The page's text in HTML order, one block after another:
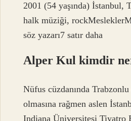
2001 (54 yaşında) İstanbul,
halk müziği,
söz yazarı7 satır daha
Alper Kul kimdir
Nüfus cüzdanında Trabzonlu
olmasına rağmen aslen
Indiana Üniversitesi Tiyatro